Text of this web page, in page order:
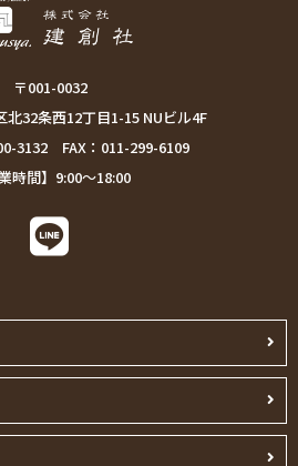
〒001-0032
北32条西12丁目1-15 NUビル4F
3132 FAX：011-299-6109
業時間】9:00～18:00